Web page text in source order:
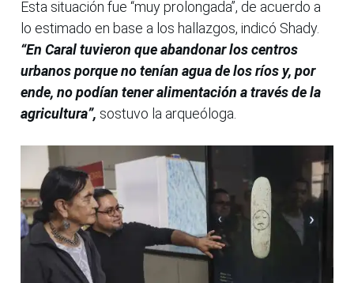
Esta situación fue “muy prolongada”, de acuerdo a
lo estimado en base a los hallazgos, indicó Shady.
“En Caral tuvieron que abandonar los centros
urbanos porque no tenían agua de los ríos y, por
ende, no podían tener alimentación a través de la
agricultura”, sostuvo la arqueóloga.